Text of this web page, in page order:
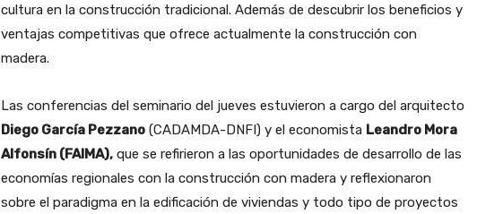
cultura en la construcción tradicional. Además de descubrir los beneficios y
ventajas competitivas que ofrece actualmente la construcción con
madera.
Las conferencias del seminario del jueves estuvieron a cargo del arquitecto
Diego García Pezzano(CADAMDA-DNFI) y el economista Leandro Mora
Alfonsín (FAIMA),que se refirieron a las oportunidades de desarrollo de las
economías regionales con la construcción con madera y reflexionaron
sobre el paradigma en la edificación de viviendas y todo tipo de proyectos